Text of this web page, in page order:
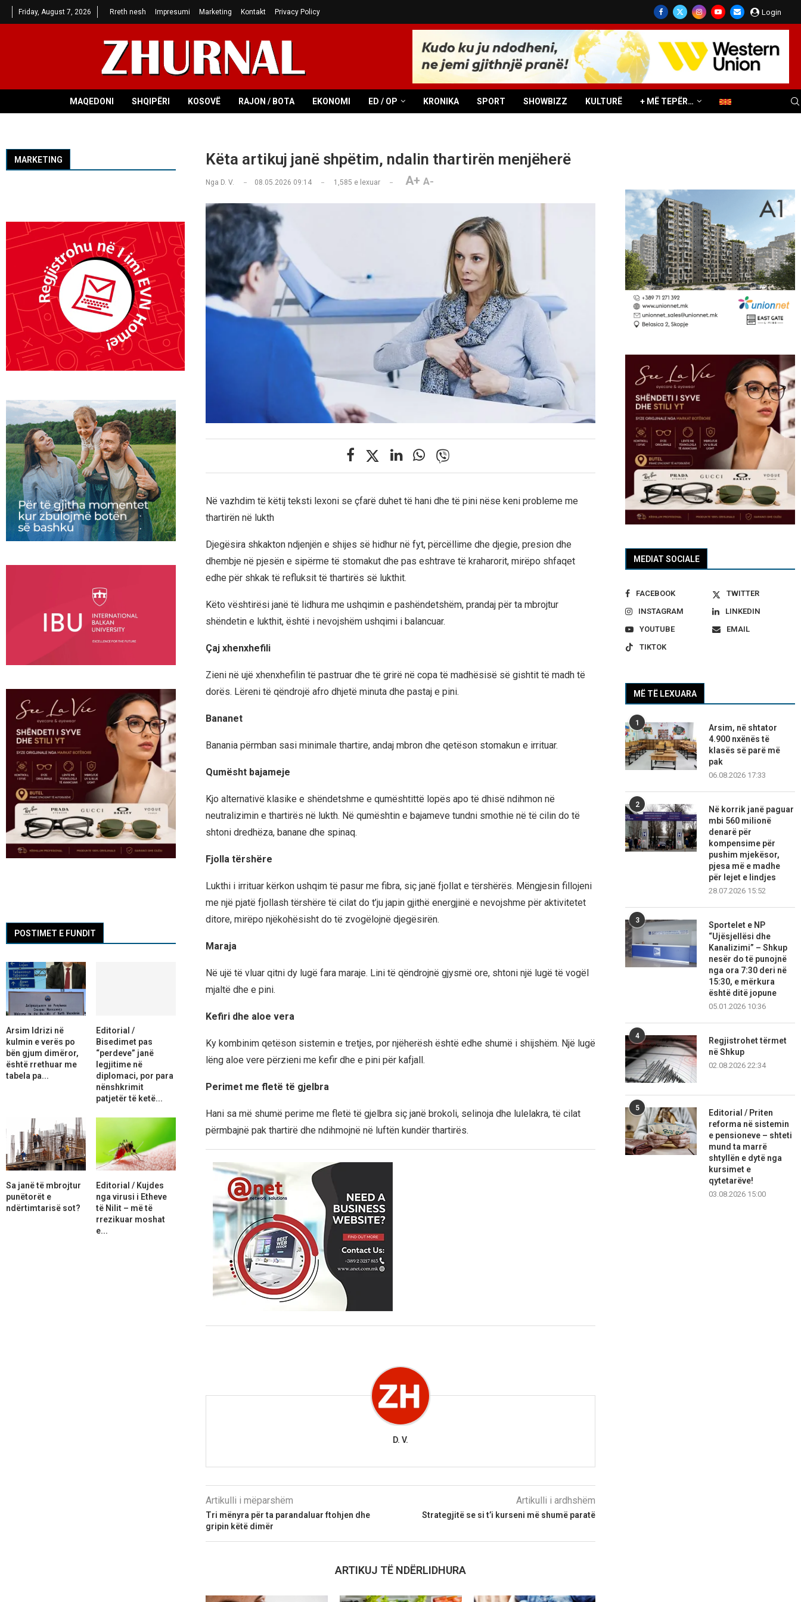
Friday, August 7, 2026 Rreth nesh Impresumi Marketing Kontakt Privacy Policy Login
MAQEDONI SHQIPËRI KOSOVË RAJON / BOTA EKONOMI ED / OP KRONIKA SPORT SHOWBIZZ KULTURË + MË TEPËR…
Këta artikuj janë shpëtim, ndalin thartirën menjëherë
Nga D. V. 08.05.2026 09:14 1,585 e lexuar A+ A-
Në vazhdim të këtij teksti lexoni se çfarë duhet të hani dhe të pini nëse keni probleme me
thartirën në lukth
Djegësira shkakton ndjenjën e shijes së hidhur në fyt, përcëllime dhe djegie, presion dhe
dhembje në pjesën e sipërme të stomakut dhe pas eshtrave të kraharorit, mirëpo shfaqet
edhe për shkak të refluksit të thartirës së lukthit.
Këto vështirësi janë të lidhura me ushqimin e pashëndetshëm, prandaj për ta mbrojtur
shëndetin e lukthit, është i nevojshëm ushqimi i balancuar.
Çaj xhenxhefili
Zieni në ujë xhenxhefilin të pastruar dhe të grirë në copa të madhësisë së gishtit të madh të
dorës. Lëreni të qëndrojë afro dhjetë minuta dhe pastaj e pini.
Bananet
Banania përmban sasi minimale thartire, andaj mbron dhe qetëson stomakun e irrituar.
Qumësht bajameje
Kjo alternativë klasike e shëndetshme e qumështittë lopës apo të dhisë ndihmon në
neutralizimin e thartirës në lukth. Në qumështin e bajameve tundni smothie në të cilin do të
shtoni dredhëza, banane dhe spinaq.
Fjolla tërshëre
Lukthi i irrituar kërkon ushqim të pasur me fibra, siç janë fjollat e tërshërës. Mëngjesin fillojeni
me një pjatë fjollash tërshëre të cilat do t’ju japin gjithë energjinë e nevojshme për aktivitetet
ditore, mirëpo njëkohësisht do të zvogëlojnë djegësirën.
Maraja
Në ujë të vluar qitni dy lugë fara maraje. Lini të qëndrojnë gjysmë ore, shtoni një lugë të vogël
mjaltë dhe e pini.
Kefiri dhe aloe vera
Ky kombinim qetëson sistemin e tretjes, por njëherësh është edhe shumë i shijshëm. Një lugë
lëng aloe vere përzieni me kefir dhe e pini për kafjall.
Perimet me fletë të gjelbra
Hani sa më shumë perime me fletë të gjelbra siç janë brokoli, selinoja dhe lulelakra, të cilat
përmbajnë pak thartirë dhe ndihmojnë në luftën kundër thartirës.
D. V.
Artikulli i mëparshëm
Tri mënyra për ta parandaluar ftohjen dhe
gripin këtë dimër
Artikulli i ardhshëm
Strategjitë se si t’i kurseni më shumë paratë
ARTIKUJ TË NDËRLIDHURA
MEDIAT SOCIALE
FACEBOOK
TWITTER
INSTAGRAM
LINKEDIN
YOUTUBE
EMAIL
TIKTOK
MË TË LEXUARA
1
Arsim, në shtator
4.900 nxënës të
klasës së parë më
pak
06.08.2026 17:33
2
Në korrik janë paguar
mbi 560 milionë
denarë për
kompensime për
pushim mjekësor,
pjesa më e madhe
për lejet e lindjes
28.07.2026 15:52
3
Sportelet e NP
“Ujësjellësi dhe
Kanalizimi” – Shkup
nesër do të punojnë
nga ora 7:30 deri në
15:30, e mërkura
është ditë jopune
05.01.2026 10:36
4
Regjistrohet tërmet
në Shkup
02.08.2026 22:34
5
Editorial / Priten
reforma në sistemin
e pensioneve – shteti
mund ta marrë
shtyllën e dytë nga
kursimet e
qytetarëve!
03.08.2026 15:00
MARKETING
POSTIMET E FUNDIT
Arsim Idrizi në
kulmin e verës po
bën gjum dimëror,
është rrethuar me
tabela pa...
Editorial /
Bisedimet pas
“perdeve” janë
legjitime në
diplomaci, por para
nënshkrimit
patjetër të ketë...
Sa janë të mbrojtur
punëtorët e
ndërtimtarisë sot?
Editorial / Kujdes
nga virusi i Etheve
të Nilit – më të
rrezikuar moshat
e...